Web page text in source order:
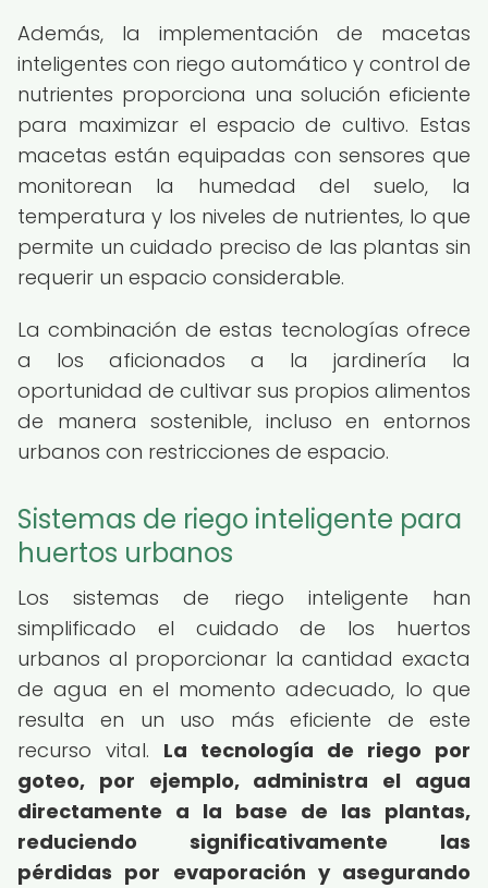
Además, la implementación de macetas
inteligentes con riego automático y control de
nutrientes proporciona una solución eficiente
para maximizar el espacio de cultivo. Estas
macetas están equipadas con sensores que
monitorean la humedad del suelo, la
temperatura y los niveles de nutrientes, lo que
permite un cuidado preciso de las plantas sin
requerir un espacio considerable.
La combinación de estas tecnologías ofrece
a los aficionados a la jardinería la
oportunidad de cultivar sus propios alimentos
de manera sostenible, incluso en entornos
urbanos con restricciones de espacio.
Sistemas de riego inteligente para
huertos urbanos
Los sistemas de riego inteligente han
simplificado el cuidado de los huertos
urbanos al proporcionar la cantidad exacta
de agua en el momento adecuado, lo que
resulta en un uso más eficiente de este
recurso vital. La tecnología de riego por
goteo, por ejemplo, administra el agua
directamente a la base de las plantas,
reduciendo significativamente las
pérdidas por evaporación y asegurando